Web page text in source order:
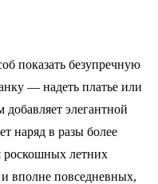
показать безупречную
— надеть платье или
элегантной
наряд в разы более
роскошных летних
вполне повседневных,